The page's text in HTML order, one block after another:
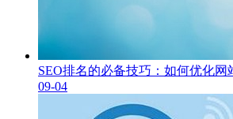
SEO排名的必备技巧：如何优化网
09-04